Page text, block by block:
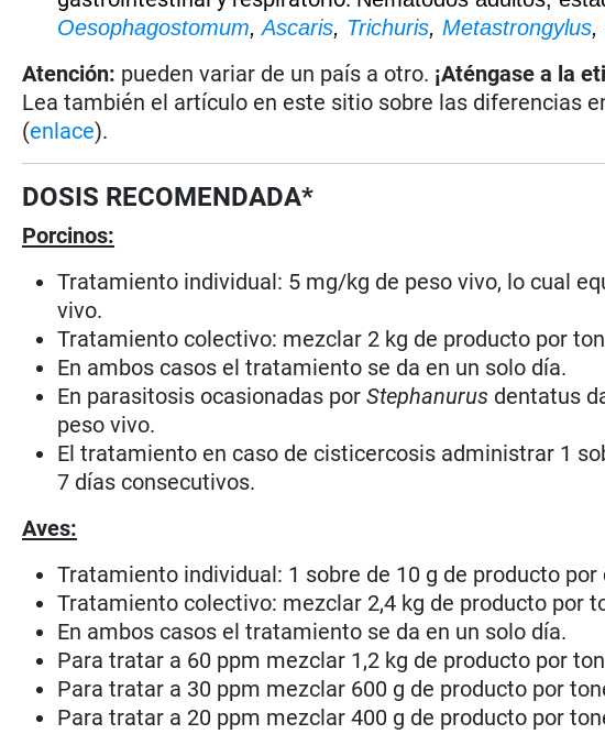
Oesophagostomum,Ascaris, Trichuris,Metastrongylus,
Atención: pueden variar de un país a otro. ¡Aténgase a la
Lea también el artículo en este sitio sobre las diferencias
(enlace).
DOSIS RECOMENDADA*
Porcinos:
Tratamiento individual: 5 mg/kg de peso vivo, lo cual
vivo.
Tratamiento colectivo: mezclar 2 kg de producto por
En ambos casos el tratamiento se da en un solo día.
En parasitosis ocasionadas porStephanurus dentatus
peso vivo.
El tratamiento en caso de cisticercosis administrar 1
7 días consecutivos.
Aves:
Tratamiento individual: 1 sobre de 10 g de producto
Tratamiento colectivo: mezclar 2,4 kg de producto por
En ambos casos el tratamiento se da en un solo día.
Para tratar a 60 ppm mezclar 1,2 kg de producto por
Para tratar a 30 ppm mezclar 600 g de producto por
Para tratar a 20 ppm mezclar 400 g de producto por